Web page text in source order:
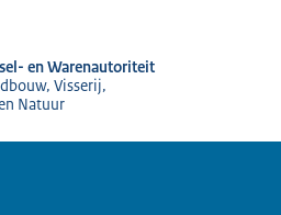
en Warenautoriteit
Visserij,
Natuur